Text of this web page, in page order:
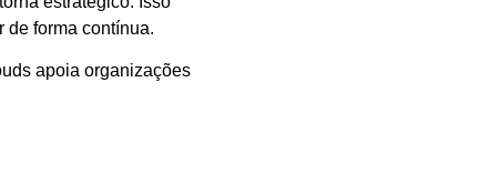
de forma contínua.
apoia organizações